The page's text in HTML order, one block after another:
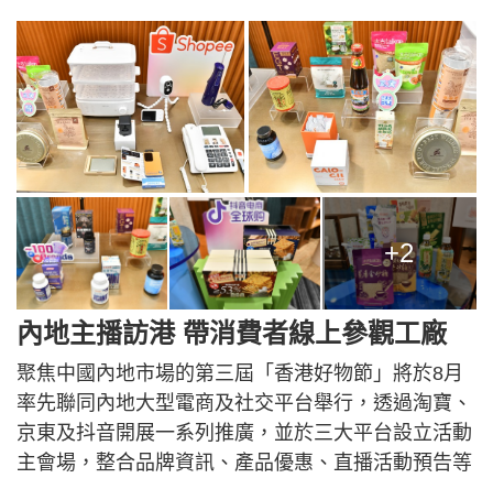
+2
內地主播訪港 帶消費者線上參觀工廠
聚焦中國內地市場的第三屆「香港好物節」將於8月
率先聯同內地大型電商及社交平台舉行，透過淘寶、
京東及抖音開展一系列推廣，並於三大平台設立活動
主會場，整合品牌資訊、產品優惠、直播活動預告等